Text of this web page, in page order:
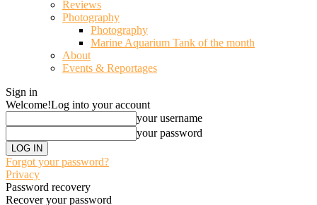
Reviews
Photography
Photography
Marine Aquarium Tank of the month
About
Events & Reportages
Sign in
Welcome!Log into your account
your username
your password
Forgot your password?
Privacy
Password recovery
Recover your password